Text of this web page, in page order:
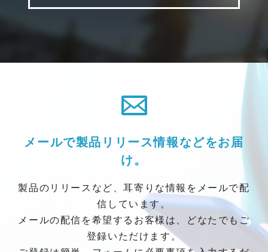
メールで製品リリース情報などをお届
け。
製品のリリースなど、耳寄りな情報をメールで配
信しています。
メールの配信を希望するお客様は、どなたでもご
登録いただけます。